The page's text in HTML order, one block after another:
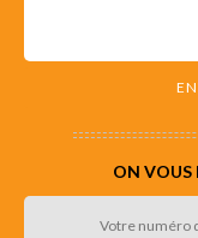
ON VOUS